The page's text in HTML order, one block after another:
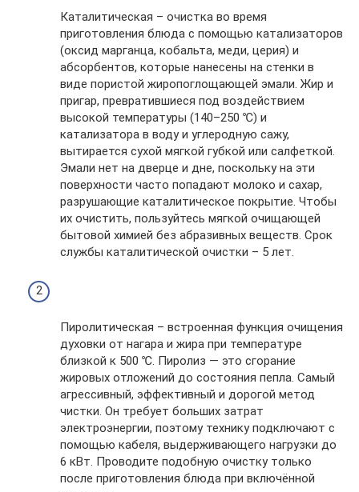
Каталитическая – очистка во время
приготовления блюда с помощью катализаторов
(оксид марганца, кобальта, меди, церия) и
абсорбентов, которые нанесены на стенки в
виде пористой жиропоглощающей эмали. Жир и
пригар, превратившиеся под воздействием
высокой температуры (140–250 ℃) и
катализатора в воду и углеродную сажу,
вытирается сухой мягкой губкой или салфеткой.
Эмали нет на дверце и дне, поскольку на эти
поверхности часто попадают молоко и сахар,
разрушающие каталитическое покрытие. Чтобы
их очистить, пользуйтесь мягкой очищающей
бытовой химией без абразивных веществ. Срок
службы каталитической очистки – 5 лет.
Пиролитическая – встроенная функция очищения
духовки от нагара и жира при температуре
близкой к 500 ℃. Пиролиз — это сгорание
жировых отложений до состояния пепла. Самый
агрессивный, эффективный и дорогой метод
чистки. Он требует больших затрат
электроэнергии, поэтому технику подключают с
помощью кабеля, выдерживающего нагрузки до
6 кВт. Проводите подобную очистку только
после приготовления блюда при включённой